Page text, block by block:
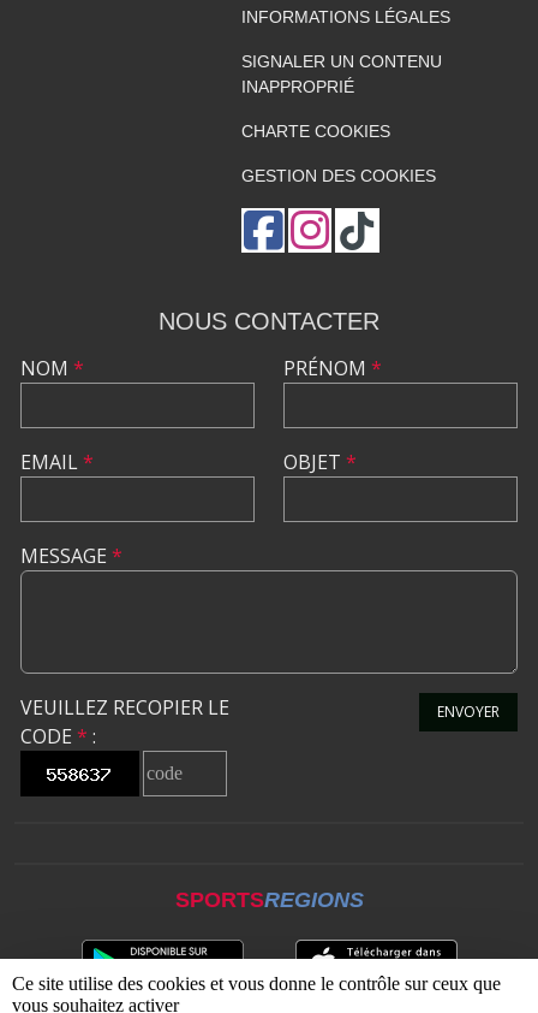
INFORMATIONS LÉGALES
SIGNALER UN CONTENU
INAPPROPRIÉ
CHARTE COOKIES
GESTION DES COOKIES
NOUS CONTACTER
NOM *
EMAIL*
PRÉNOM *
OBJET *
MESSAGE *
VEUILLEZ RECOPIER LE
CODE * :
ENVOYER
SPORTSREGIONS
Ce site utilise des cookies et vous donne le contrôle sur ceux que
vous souhaitez activer